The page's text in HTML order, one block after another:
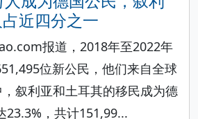
近四分之一
报道，2018年至2022年
位新公民，他们来自全球
叙利亚和土耳其的移民成为德
23.3%，共计151,99...